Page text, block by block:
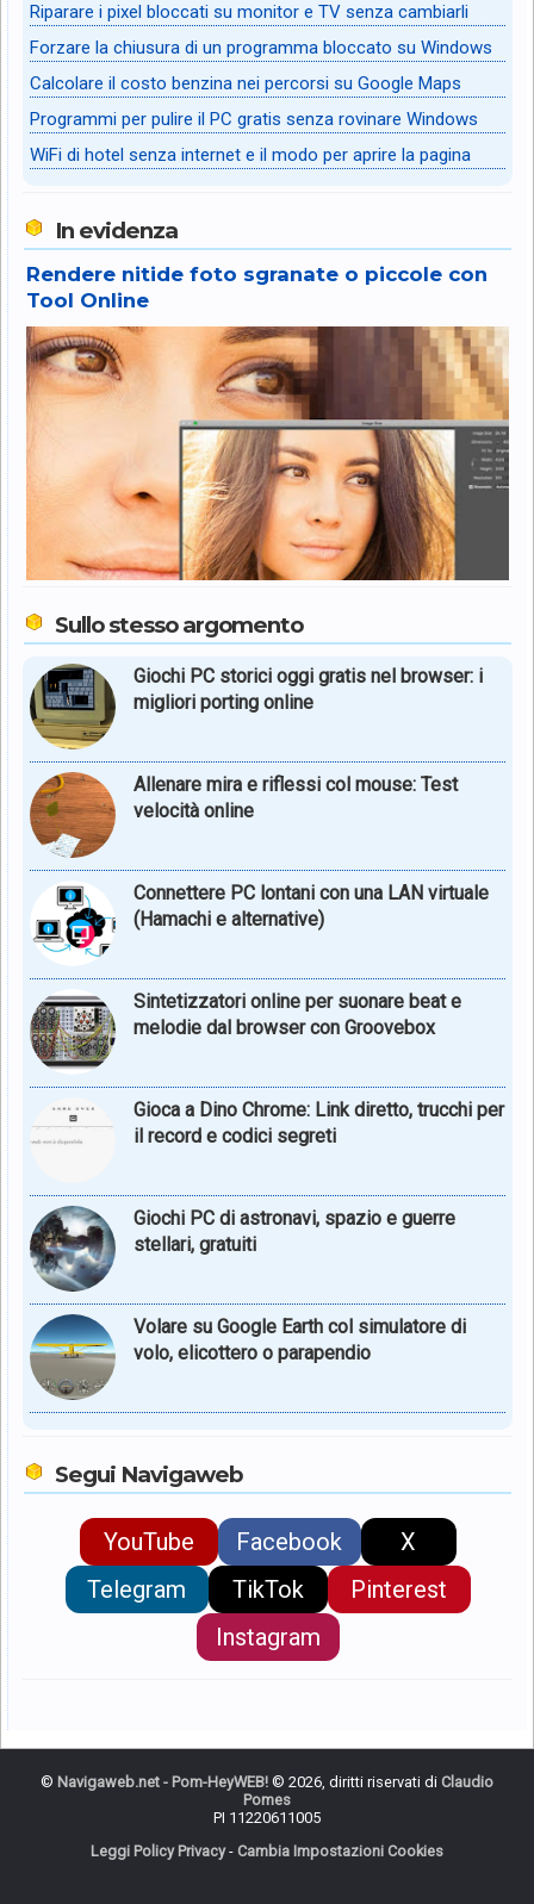
Riparare i pixel bloccati su monitor e TV senza cambiarli
Forzare la chiusura di un programma bloccato su Windows
Calcolare il costo benzina nei percorsi su Google Maps
Programmi per pulire il PC gratis senza rovinare Windows
WiFi di hotel senza internet e il modo per aprire la pagina
In evidenza
Rendere nitide foto sgranate o piccole con
Tool Online
Sullo stesso argomento
Giochi PC storici oggi gratis nel browser: i
migliori porting online
Allenare mira e riflessi col mouse: Test
velocità online
Connettere PC lontani con una LAN virtuale
(Hamachi e alternative)
Sintetizzatori online per suonare beat e
melodie dal browser con Groovebox
Gioca a Dino Chrome: Link diretto, trucchi per
il record e codici segreti
Giochi PC di astronavi, spazio e guerre
stellari, gratuiti
Volare su Google Earth col simulatore di
volo, elicottero o parapendio
Segui Navigaweb
YouTube Facebook
X
Telegram
TikTok
Pinterest
Instagram
© Navigaweb.net - Pom-HeyWEB! © 2026, diritti riservati di Claudio
Pomes
PI 11220611005
Leggi Policy Privacy- Cambia Impostazioni Cookies